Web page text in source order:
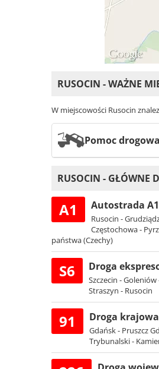
RUSOCIN - WAŻNE
W miejscowości Rusocin
Pomoc drogowa
RUSOCIN - GŁÓWNE
A1 Autostrada A1
Rusocin -
Częstochowa -
państwa (Czechy)
S6 Droga
Szczecin -
Straszyn - Rusocin
91 Droga krajowa
Gdańsk - Pruszcz
Trybunalski -